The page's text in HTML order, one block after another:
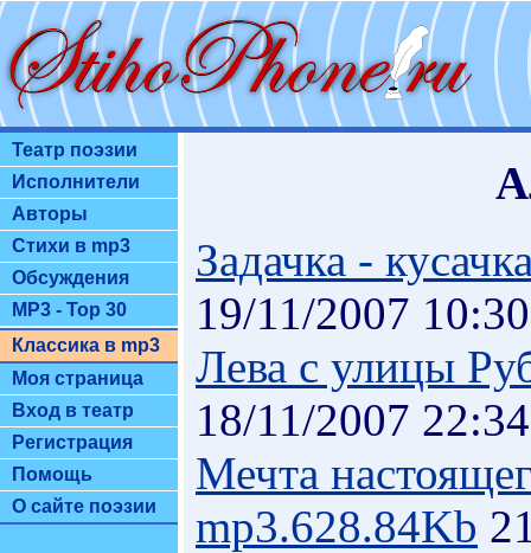
Театр поэзии
Исполнители
Авторы
Стихи в mp3
Обсуждения
MP3 - Top 30
Классика в mp3
Моя страница
Вход в театр
Регистрация
Помощь
О сайте поэзии
Задачка -
19/11/2007 10:30
Лева с улицы
18/11/2007 22:34
Мечта
mp3.628.84Kb